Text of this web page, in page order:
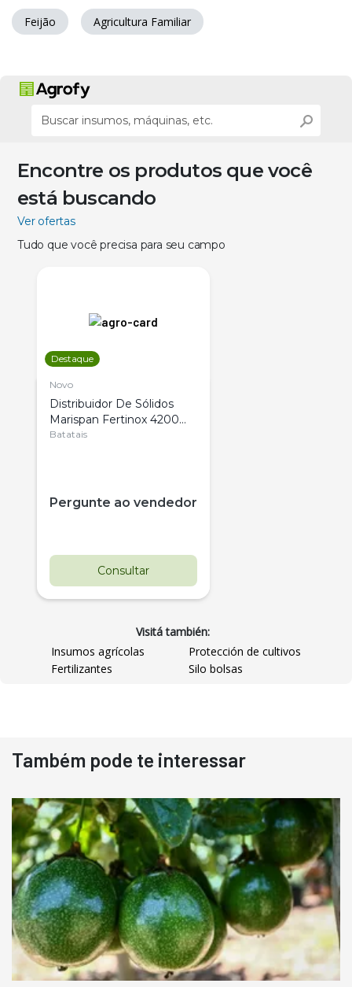
Feijão Agricultura Familiar
Encontre os produtos que você
está buscando
Ver ofertas
Tudo que você precisa para seu campo
Destaque
Novo
Distribuidor De Sólidos
Marispan Fertinox 4200
Citrus
Batatais
Pergunte ao vendedor
Consultar
Pá Carregadeira Cat 966
Ano 1987
R$ 145.000
Consultar
Visitá también:
Insumos agrícolas
Protección de cultivos
Fertilizantes
Silo bolsas
Também pode te interessar